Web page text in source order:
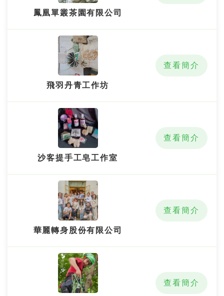
鳳凰單叢茶園有限公司
飛羽丹青工作坊
查看簡介
沙客提手工皂工作室
查看簡介
華麗轉身股份有限公司
查看簡介
查看簡介